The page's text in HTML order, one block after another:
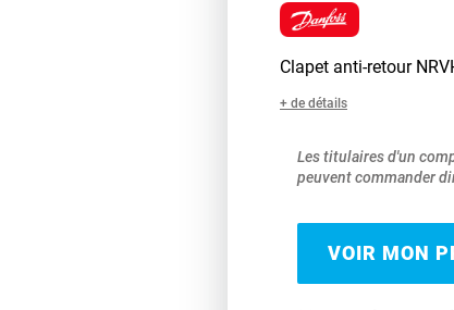
Clapet anti-retour
+ de détails
Les titulaires d'un
peuvent commander
VOIR MON